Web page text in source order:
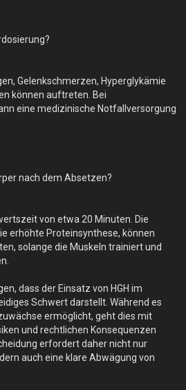
Gelenkschmerzen, Hyperglykämie
können auftreten. Bei
eine medizinische Notfallversorgung
nach dem Absetzen?
von etwa 20 Minuten. Die
erhöhte Proteinsynthese, können
solange die Muskeln trainiert und
dass der Einsatz von HGH im
Schwert darstellt. Während es
ermöglicht, geht dies mit
und rechtlichen Konsequenzen
erfordert daher nicht nur
auch eine klare Abwägung von